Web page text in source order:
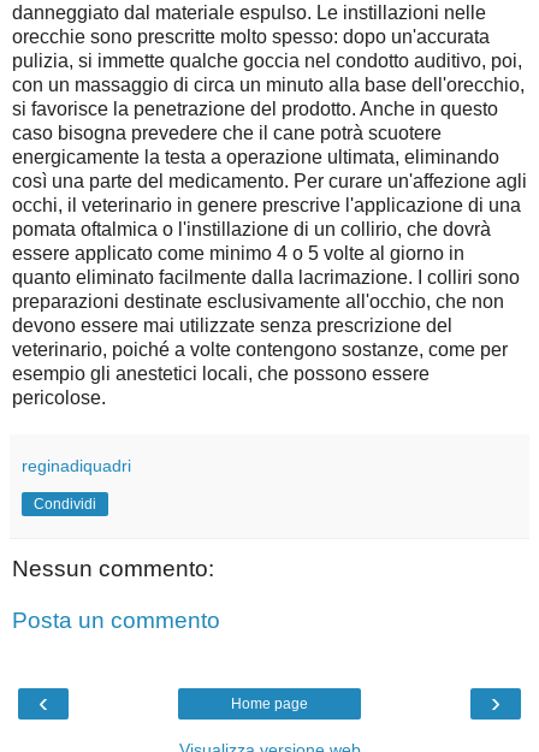
danneggiato dal materiale espulso. Le instillazioni nelle
orecchie sono prescritte molto spesso: dopo un'accurata
pulizia, si immette qualche goccia nel condotto auditivo, poi,
con un massaggio di circa un minuto alla base dell'orecchio,
si favorisce la penetrazione del prodotto. Anche in questo
caso bisogna prevedere che il cane potrà scuotere
energicamente la testa a operazione ultimata, eliminando
così una parte del medicamento. Per curare un'affezione agli
occhi, il veterinario in genere prescrive l'applicazione di una
pomata oftalmica o l'instillazione di un collirio, che dovrà
essere applicato come minimo 4 o 5 volte al giorno in
quanto eliminato facilmente dalla lacrimazione. I colliri sono
preparazioni destinate esclusivamente all'occhio, che non
devono essere mai utilizzate senza prescrizione del
veterinario, poiché a volte contengono sostanze, come per
esempio gli anestetici locali, che possono essere
pericolose.
reginadiquadri
Condividi
Nessun commento:
Posta un commento
‹ ›
Home page